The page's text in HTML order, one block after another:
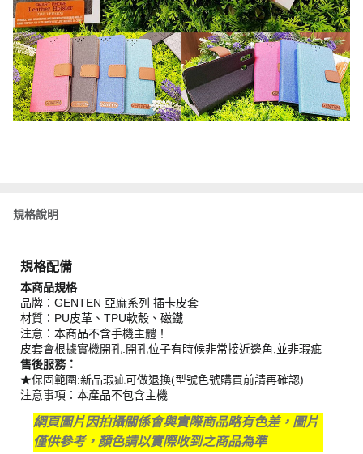
規格說明
規格配備
本商品規格
品牌：GENTEN 亞麻系列 插卡皮套
材質：PU皮革、TPU軟殼、磁鐵
注意：本商品不含手機主體！
皮套會根據實機開孔.開孔位子有時候非常接近邊角,並非瑕疵
售後服務：
★保固範圍:新品瑕疵可做退換(型號色號購買前請再確認)
注意事項：本產品不包含主機
網頁圖片因拍攝關係會與實際商品略有色差，圖片
僅供參考，顏色請以實際收到之商品為準